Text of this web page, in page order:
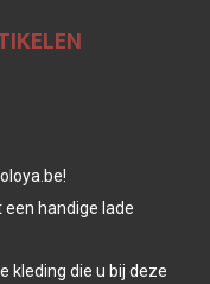
handige lade
kleding die u bij deze